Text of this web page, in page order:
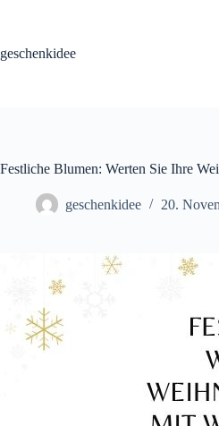
geschenkidee
Festliche Blumen: Werten Sie Ihre
geschenkidee 20.